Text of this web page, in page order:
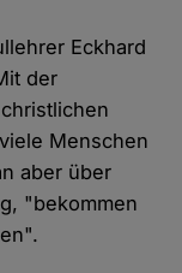
Eckhard
der
Menschen
aber über
"bekommen